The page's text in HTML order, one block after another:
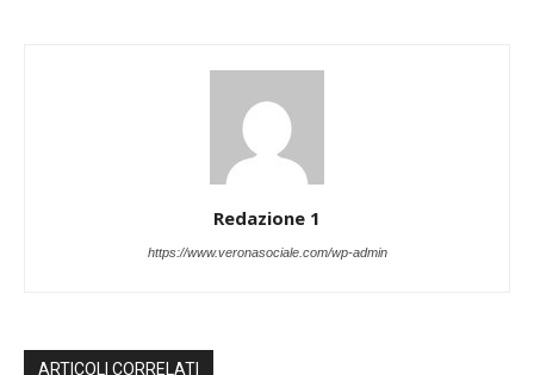
Redazione 1
https://www.veronasociale.com/wp-admin
ARTICOLI CORRELATI